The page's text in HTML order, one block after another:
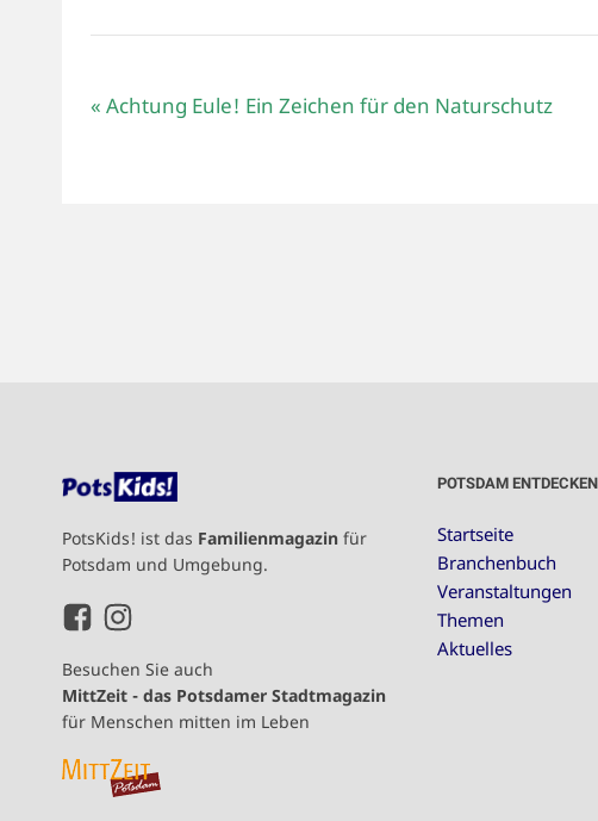
« Achtung Eule! Ein Zeichen für den Naturschutz
PotsKids! ist das Familienmagazin für
Potsdam und Umgebung.
Besuchen Sie auch
MittZeit - das Potsdamer Stadtmagazin
für Menschen mitten im Leben
POTSDAM ENTDECKEN
Startseite
Branchenbuch
Veranstaltungen
Themen
Aktuelles